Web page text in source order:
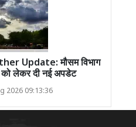
Update: मौसम विभाग
को लेकर दी नई अपडेट
2026 09:13:36